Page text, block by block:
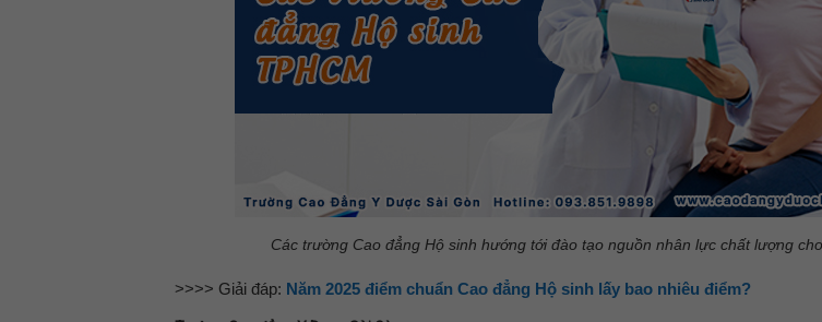
Các trường Cao đẳng Hộ sinh hướng tới đào tạo nguồn nhân lực chất lượng
>>>> Giải đáp: Năm 2025 điểm chuẩn Cao đẳng Hộ sinh lấy bao nhiêu điểm?